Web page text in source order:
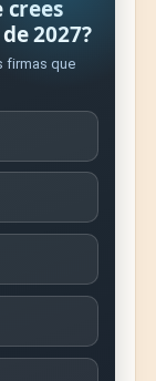
crees
2027?
firmas que